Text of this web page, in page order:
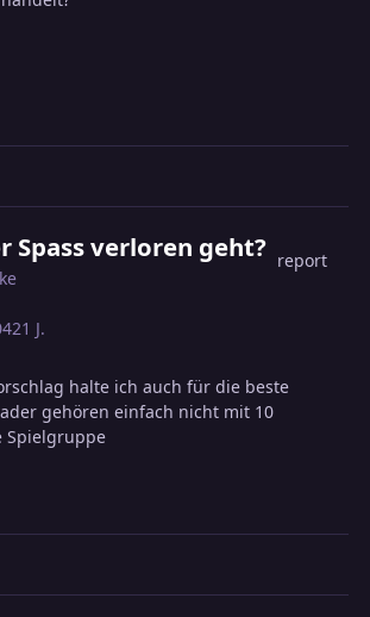
Spass verloren geht? report
21 J.
halte ich auch für die beste
gehören einfach nicht mit 10
Spielgruppe